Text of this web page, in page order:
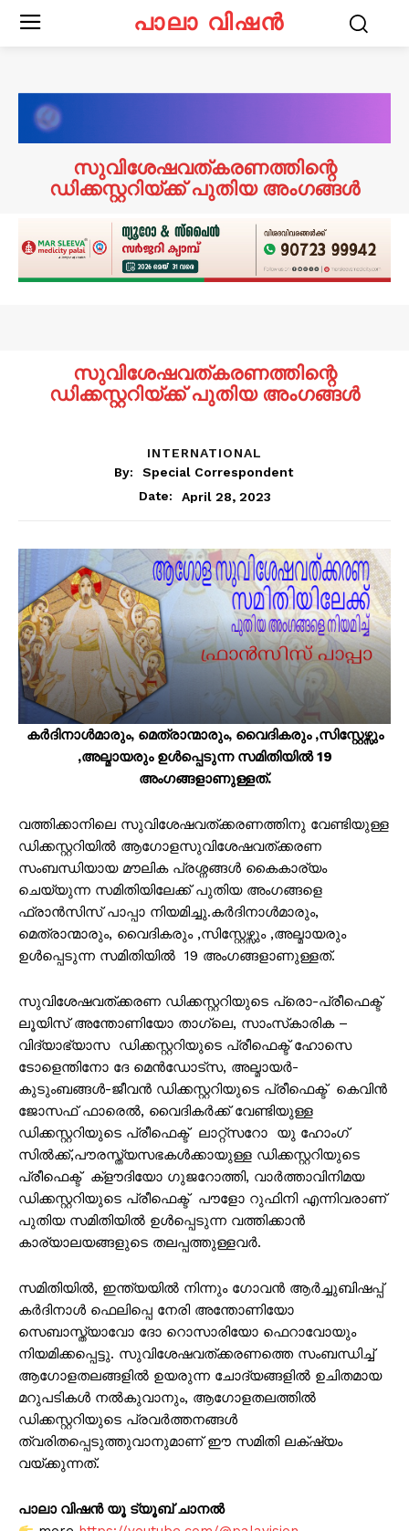
പാലാ വിഷൻ
സുവിശേഷവത്കരണത്തിന്റെ
ഡിക്കസ്റ്ററിയ്ക്ക് പുതിയ അംഗങ്ങൾ
സുവിശേഷവത്കരണത്തിന്റെ
ഡിക്കസ്റ്ററിയ്ക്ക് പുതിയ അംഗങ്ങൾ
INTERNATIONAL
By:
Special Correspondent
Date:
April 28, 2023
കർദിനാൾമാരും, മെത്രാന്മാരും, വൈദികരും ,സിസ്റ്റേഴ്സും
,അല്മായരും ഉൾപ്പെടുന്ന സമിതിയിൽ 19
അംഗങ്ങളാണുള്ളത്.
വത്തിക്കാനിലെ സുവിശേഷവത്ക്കരണത്തിനു വേണ്ടിയുള്ള
ഡിക്കസ്റ്ററിയിൽ ആഗോളസുവിശേഷവത്ക്കരണ
സംബന്ധിയായ മൗലിക പ്രശ്നങ്ങൾ കൈകാര്യം
ചെയ്യുന്ന സമിതിയിലേക്ക് പുതിയ അംഗങ്ങളെ
ഫ്രാൻസിസ് പാപ്പാ നിയമിച്ചു.കർദിനാൾമാരും,
മെത്രാന്മാരും, വൈദികരും ,സിസ്റ്റേഴ്സും ,അല്മായരും
ഉൾപ്പെടുന്ന സമിതിയിൽ 19 അംഗങ്ങളാണുള്ളത്.
സുവിശേഷവത്ക്കരണ ഡിക്കസ്റ്ററിയുടെ പ്രൊ-പ്രീഫെക്ട്
ലൂയിസ് അന്തോണിയോ താഗ്ലെ, സാംസ്‌കാരിക –
വിദ്യാഭ്യാസ ഡിക്കസ്റ്ററിയുടെ പ്രീഫെക്ട് ഹോസെ
ടോളെന്തിനോ ദേ മെൻഡോട്സ, അല്മായർ-
കുടുംബങ്ങൾ-ജീവൻ ഡിക്കസ്റ്ററിയുടെ പ്രീഫെക്ട് കെവിൻ
ജോസഫ് ഫാരെൽ, വൈദികർക്ക് വേണ്ടിയുള്ള
ഡിക്കസ്റ്ററിയുടെ പ്രീഫെക്ട് ലാറ്റ്സറോ യു ഹോംഗ്
സിൽക്ക്,പൗരസ്ത്യസഭകൾക്കായുള്ള ഡിക്കസ്റ്ററിയുടെ
പ്രീഫെക്ട് ക്‌ളൗദിയോ ഗുജറോത്തി, വാർത്താവിനിമയ
ഡിക്കസ്റ്ററിയുടെ പ്രീഫെക്ട് പൗളോ റുഫിനി എന്നിവരാണ്
പുതിയ സമിതിയിൽ ഉൾപ്പെടുന്ന വത്തിക്കാൻ
കാര്യാലയങ്ങളുടെ തലപ്പത്തുള്ളവർ.
സമിതിയിൽ, ഇന്ത്യയിൽ നിന്നും ഗോവൻ ആർച്ചുബിഷപ്പ്
കർദിനാൾ ഫെലിപ്പെ നേരി അന്തോണിയോ
സെബാസ്ത്യാവോ ദോ റൊസാരിയോ ഫെറാവോയും
നിയമിക്കപ്പെട്ടു. സുവിശേഷവത്ക്കരണത്തെ സംബന്ധിച്ച്
ആഗോളതലങ്ങളിൽ ഉയരുന്ന ചോദ്യങ്ങളിൽ ഉചിതമായ
മറുപടികൾ നൽകുവാനും, ആഗോളതലത്തിൽ
ഡിക്കസ്റ്ററിയുടെ പ്രവർത്തനങ്ങൾ
ത്വരിതപ്പെടുത്തുവാനുമാണ് ഈ സമിതി ലക്‌ഷ്യം
വയ്ക്കുന്നത്.
പാലാ വിഷൻ യൂ ട്യൂബ് ചാനൽ